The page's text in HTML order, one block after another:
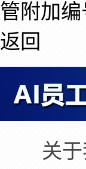
管附加
返回
关于